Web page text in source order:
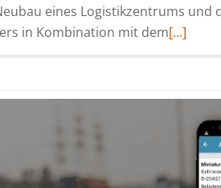
eines Logistikzentrums
in Kombination mit demRead
Shop
die
[…]